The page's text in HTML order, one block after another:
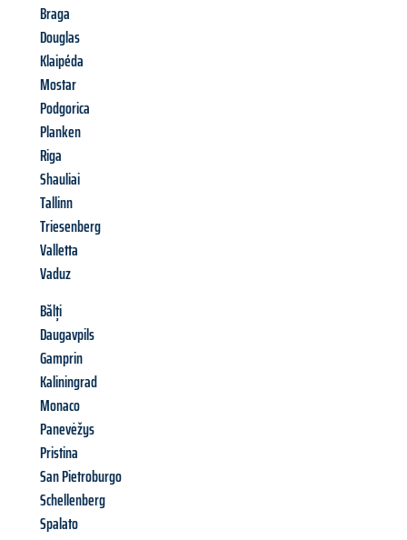
Braga
Douglas
Klaipéda
Mostar
Podgorica
Planken
Riga
Shauliai
Tallinn
Triesenberg
Valletta
Vaduz
Bălți
Daugavpils
Gamprin
Kaliningrad
Monaco
Panevėžys
Pristina
San Pietroburgo
Schellenberg
Spalato